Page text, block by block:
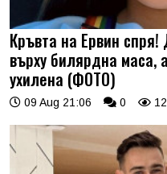
Кръвта на Ервин
върху билярдна маса,
ухилена (ФОТО)
09 Aug 21:06 0